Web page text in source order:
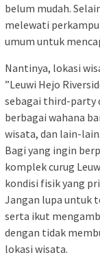
belum mudah.
melewati
umum untuk
Nantinya, lokasi
”Leuwi Hejo
sebagai third-party
berbagai wahana
wisata, dan lain-lain.
Bagi yang ingin
komplek curug
kondisi fisik yang
Jangan lupa untuk
serta ikut
dengan tidak
lokasi wisata.